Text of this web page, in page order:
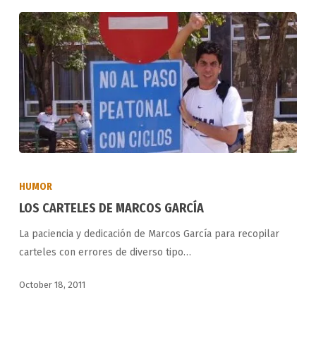
MARCOS
GARCÍA
HUMOR
LOS CARTELES DE MARCOS GARCÍA
La paciencia y dedicación de Marcos García para recopilar
carteles con errores de diverso tipo…
October 18, 2011